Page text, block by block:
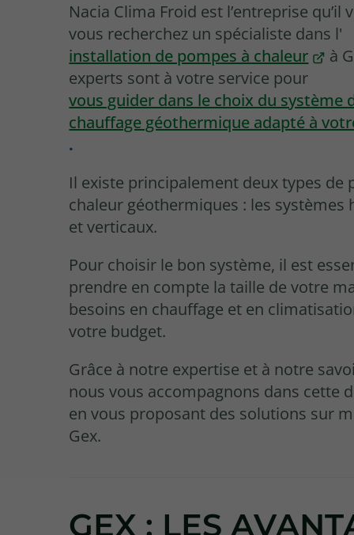
Nacia Clima Froid est l’entreprise qu’il
vous recherchez un spécialiste dans l'
installation de pompes à chaleur
à
experts sont à votre service pour
vous guider dans le choix du système
chauffage géothermique adapté à
.
Il existe principalement deux types de
chaleur géothermiques : les systèmes
et verticaux.
Pour choisir le bon système, il est
prendre en compte la taille de votre
besoins en chauffage et en
votre budget.
Grâce à notre expertise et à notre
nous vous accompagnons dans cette
en vous proposant des solutions sur
Gex.
GEX : LES